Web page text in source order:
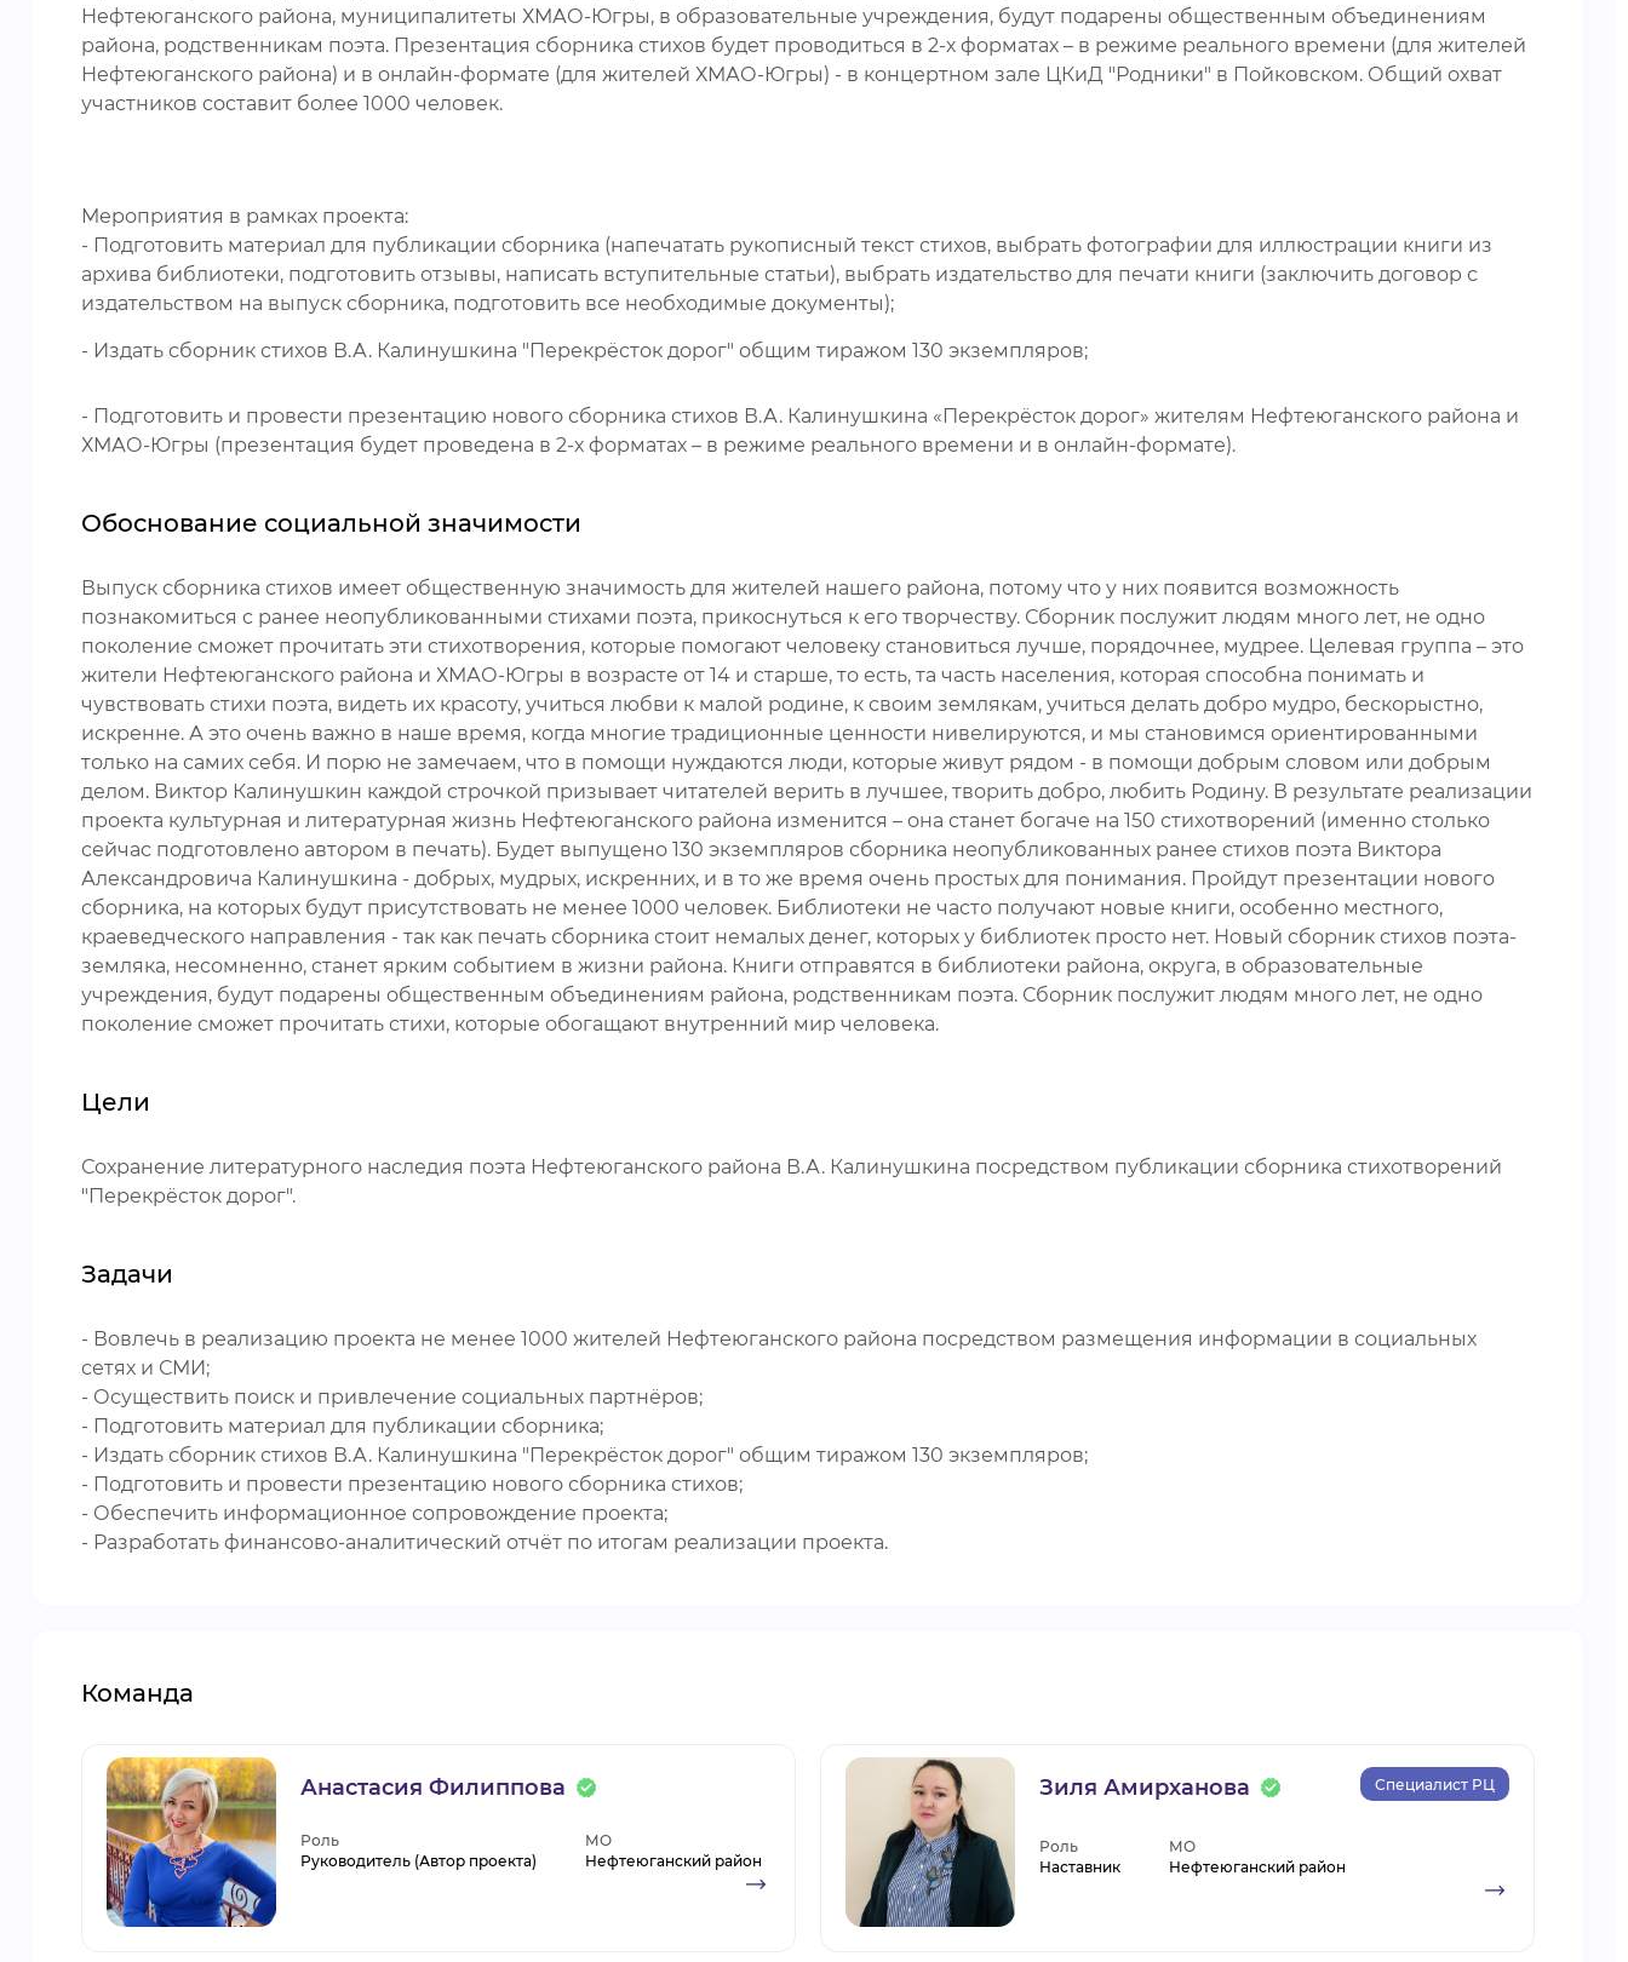
Нефтеюганского района, муниципалитеты ХМАО-Югры, в образовательные учреждения, будут подарены общественным объединениям
района, родственникам поэта. Презентация сборника стихов будет проводиться в 2-х форматах – в режиме реального времени (для жителей
Нефтеюганского района) и в онлайн-формате (для жителей ХМАО-Югры) - в концертном зале ЦКиД "Родники" в Пойковском. Общий охват
участников составит более 1000 человек.
Мероприятия в рамках проекта:
- Подготовить материал для публикации сборника (напечатать рукописный текст стихов, выбрать фотографии для иллюстрации книги из
архива библиотеки, подготовить отзывы, написать вступительные статьи), выбрать издательство для печати книги (заключить договор с
издательством на выпуск сборника, подготовить все необходимые документы);
- Издать сборник стихов В.А. Калинушкина "Перекрёсток дорог" общим тиражом 130 экземпляров;
- Подготовить и провести презентацию нового сборника стихов В.А. Калинушкина «Перекрёсток дорог» жителям Нефтеюганского района и
ХМАО-Югры (презентация будет проведена в 2-х форматах – в режиме реального времени и в онлайн-формате).
Обоснование социальной значимости
Выпуск сборника стихов имеет общественную значимость для жителей нашего района, потому что у них появится возможность
познакомиться с ранее неопубликованными стихами поэта, прикоснуться к его творчеству. Сборник послужит людям много лет, не одно
поколение сможет прочитать эти стихотворения, которые помогают человеку становиться лучше, порядочнее, мудрее. Целевая группа – это
жители Нефтеюганского района и ХМАО-Югры в возрасте от 14 и старше, то есть, та часть населения, которая способна понимать и
чувствовать стихи поэта, видеть их красоту, учиться любви к малой родине, к своим землякам, учиться делать добро мудро, бескорыстно,
искренне. А это очень важно в наше время, когда многие традиционные ценности нивелируются, и мы становимся ориентированными
только на самих себя. И порю не замечаем, что в помощи нуждаются люди, которые живут рядом - в помощи добрым словом или добрым
делом. Виктор Калинушкин каждой строчкой призывает читателей верить в лучшее, творить добро, любить Родину. В результате реализации
проекта культурная и литературная жизнь Нефтеюганского района изменится – она станет богаче на 150 стихотворений (именно столько
сейчас подготовлено автором в печать). Будет выпущено 130 экземпляров сборника неопубликованных ранее стихов поэта Виктора
Александровича Калинушкина - добрых, мудрых, искренних, и в то же время очень простых для понимания. Пройдут презентации нового
сборника, на которых будут присутствовать не менее 1000 человек. Библиотеки не часто получают новые книги, особенно местного,
краеведческого направления - так как печать сборника стоит немалых денег, которых у библиотек просто нет. Новый сборник стихов поэта-
земляка, несомненно, станет ярким событием в жизни района. Книги отправятся в библиотеки района, округа, в образовательные
учреждения, будут подарены общественным объединениям района, родственникам поэта. Сборник послужит людям много лет, не одно
поколение сможет прочитать стихи, которые обогащают внутренний мир человека.
Цели
Сохранение литературного наследия поэта Нефтеюганского района В.А. Калинушкина посредством публикации сборника стихотворений
"Перекрёсток дорог".
Задачи
- Вовлечь в реализацию проекта не менее 1000 жителей Нефтеюганского района посредством размещения информации в социальных
сетях и СМИ;
- Осуществить поиск и привлечение социальных партнёров;
- Подготовить материал для публикации сборника;
- Издать сборник стихов В.А. Калинушкина "Перекрёсток дорог" общим тиражом 130 экземпляров;
- Подготовить и провести презентацию нового сборника стихов;
- Обеспечить информационное сопровождение проекта;
- Разработать финансово-аналитический отчёт по итогам реализации проекта.
Команда
Анастасия Филиппова
Роль
Руководитель (Автор проекта)
МО
Нефтеюганский район
Зиля Амирханова Специалист РЦ
Роль
Наставник
МО
Нефтеюганский район